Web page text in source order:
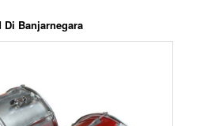
Di Banjarnegara